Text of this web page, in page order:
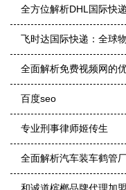
全方位解析DHL国际快
飞时达国际快递：全球
全面解析免费视频网的
百度seo
专业刑事律师姬传生
全面解析汽车装车鹤管